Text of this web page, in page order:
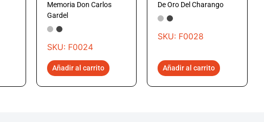
Memoria Don Carlos
Gardel
SKU: F0024
Añadir al carrito
De Oro Del Charango
SKU: F0028
Añadir al carrito